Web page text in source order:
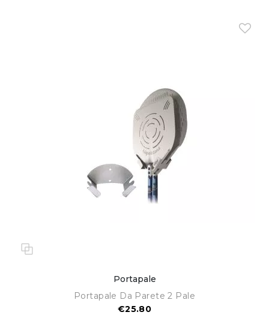
Portapale
Portapale Da Parete 2 Pale
€25.80